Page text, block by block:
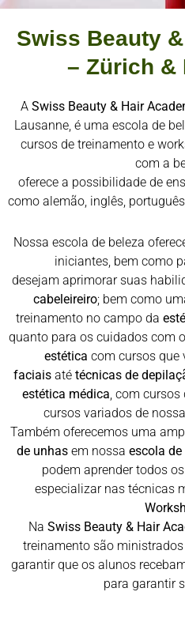
Swiss Beauty
– Zürich &
A Swiss Beauty & Hair
Lausanne, é uma escola de
cursos de treinamento e
com a
oferece a possibilidade de
como alemão, inglês,
Nossa escola de beleza
iniciantes, bem como
desejam aprimorar suas
cabeleireiro; bem como
treinamento no campo da
quanto para os cuidados com
estética com cursos que
faciaisaté técnicas de
estética médica, com cursos
cursos variados de
Também oferecemos uma
de unhas em nossa escola
podem aprender todos
especializar nas técnicas
Na Swiss Beauty & Hair
treinamento são
garantir que os alunos
para garantir